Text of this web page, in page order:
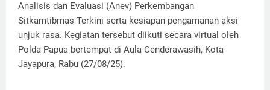
Analisis dan Evaluasi (Anev) Perkembangan
Sitkamtibmas Terkini serta kesiapan pengamanan aksi
unjuk rasa. Kegiatan tersebut diikuti secara virtual oleh
Polda Papua bertempat di Aula Cenderawasih, Kota
Jayapura, Rabu (27/08/25).